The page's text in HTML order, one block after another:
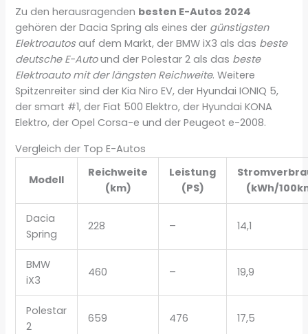
Zu den herausragenden besten E-Autos 2024
gehören der Dacia Spring als eines der günstigsten
Elektroautos auf dem Markt, der BMW iX3 als das beste
deutsche E-Autound der Polestar 2 als das beste
Elektroauto mit der längsten Reichweite. Weitere
Spitzenreiter sind der Kia Niro EV, der Hyundai IONIQ 5,
der smart #1, der Fiat 500 Elektro, der Hyundai KONA
Elektro, der Opel Corsa-e und der Peugeot e-2008.
Vergleich der Top E-Autos
Modell
Reichweite
(km)
Leistung
(PS)
(kWh/
Dacia
Spring
228 – 14,1
BMW
iX3
460 – 19,9
Polestar
2
659 476 17,5